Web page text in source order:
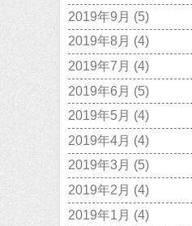
2019年9月 (5)
2019年8月 (4)
2019年7月 (4)
2019年6月 (5)
2019年5月 (4)
2019年4月 (4)
2019年3月 (5)
2019年2月 (4)
2019年1月 (4)